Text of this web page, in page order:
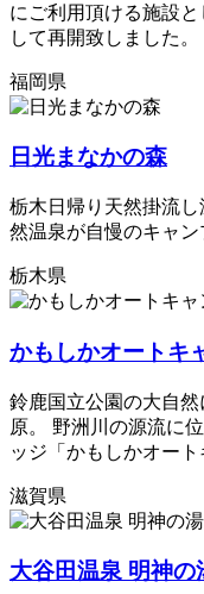
にご利用頂ける施設
して再開致しました。
福岡県
日光まなかの森
栃木日帰り天然掛流
然温泉が自慢のキャン
栃木県
かもしかオートキ
鈴鹿国立公園の大自
原。 野洲川の源流に
ッジ「かもしかオート
滋賀県
大谷田温泉 明神の